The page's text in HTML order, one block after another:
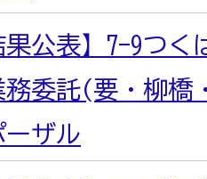
果公表】7-9つ
務委託(要・柳橋
ーザル